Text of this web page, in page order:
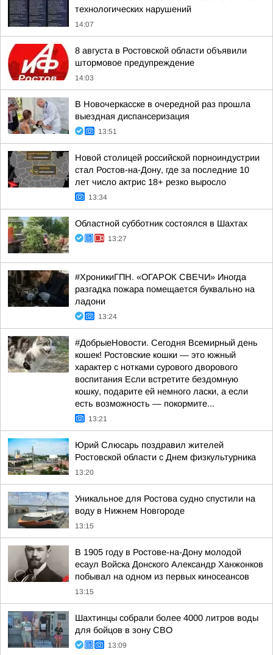
технологических нарушений
14:07
8 августа в Ростовской области объявили
штормовое предупреждение
14:03
В Новочеркасске в очередной раз прошла
выездная диспансеризация
13:51
Новой столицей российской порноиндустрии
стал Ростов-на-Дону, где за последние 10
лет число актрис 18+ резко выросло
13:34
Областной субботник состоялся в Шахтах
13:27
#ХроникиГПН. «ОГАРОК СВЕЧИ» Иногда
разгадка пожара помещается буквально на
ладони
13:24
#ДобрыеНовости. Сегодня Всемирный день
кошек! Ростовские кошки — это южный
характер с нотками сурового дворового
воспитания Если встретите бездомную
кошку, подарите ей немного ласки, а если
есть возможность — покормите...
13:21
Юрий Слюсарь поздравил жителей
Ростовской области с Днем физкультурника
13:20
Уникальное для Ростова судно спустили на
воду в Нижнем Новгороде
13:15
В 1905 году в Ростове-на-Дону молодой
есаул Войска Донского Александр Ханжонков
побывал на одном из первых киносеансов
13:15
Шахтинцы собрали более 4000 литров воды
для бойцов в зону СВО
13:09